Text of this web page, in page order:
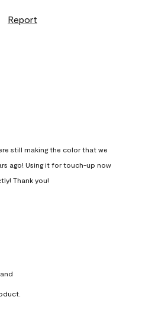
Report
still making the color that we
ago! Using it for touch-up now
Thank you!